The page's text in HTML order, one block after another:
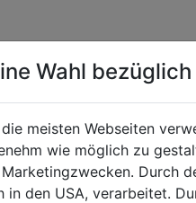
und
Zuerst
Saft in
100ml
200g des
Wahl
meisten Webseiten
wie möglich zu
Durch
in den USA, verarbeitet.